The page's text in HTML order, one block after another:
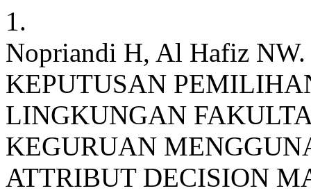
1.
Nopriandi H, Al Hafiz
KEPUTUSAN
LINGKUNGAN
KEGURUAN
ATTRIBUT DECISION